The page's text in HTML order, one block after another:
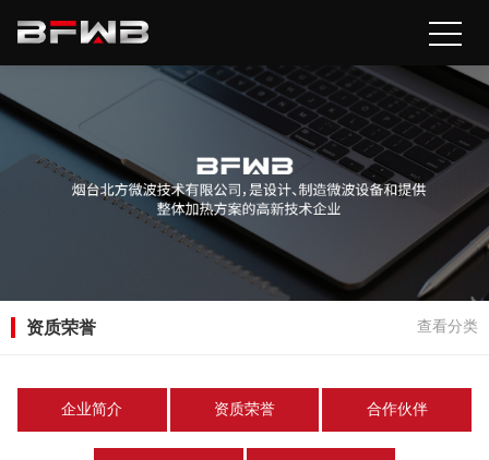
资质荣誉 查看分类
企业简介 资质荣誉 合作伙伴